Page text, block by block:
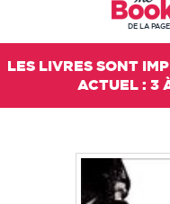
DE LA
LES LIVRES SONT
ACTUEL : 3